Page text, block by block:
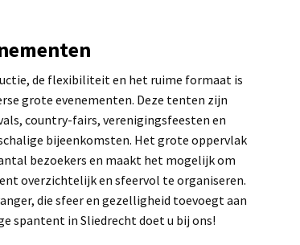
de flexibiliteit en het ruime formaat is
grote evenementen. Deze tenten zijn
country-fairs, verenigingsfeesten en
bijeenkomsten. Het grote oppervlak
bezoekers en maakt het mogelijk om
overzichtelijk en sfeervol te organiseren.
die sfeer en gezelligheid toevoegt aan
spantent in Sliedrecht doet u bij ons!